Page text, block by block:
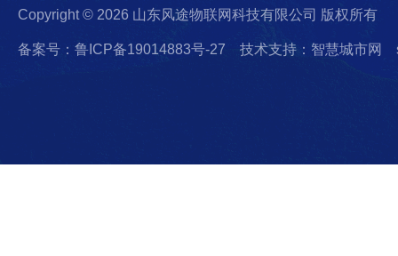
Copyright © 2026 山东风途物联网科技有限公司 版权所有
备案号：鲁ICP备19014883号-27 技术支持：智慧城市网